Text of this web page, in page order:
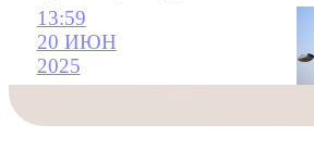
13:59
20 ИЮН
2025